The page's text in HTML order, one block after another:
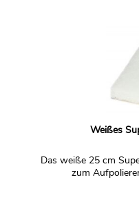
Weißes
Das weiße 25 cm
zum